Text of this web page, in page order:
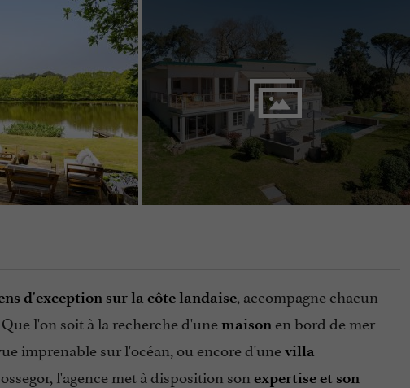
d'exception sur la côte landaise, accompagne chacun
l'on soit à la recherche d'une maison en bord de mer
imprenable sur l'océan, ou encore d'unevilla
l'agence met à disposition son expertise et son